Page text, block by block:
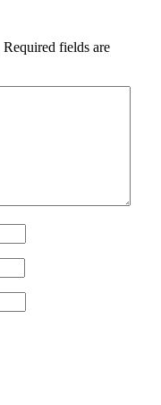
Required fields are